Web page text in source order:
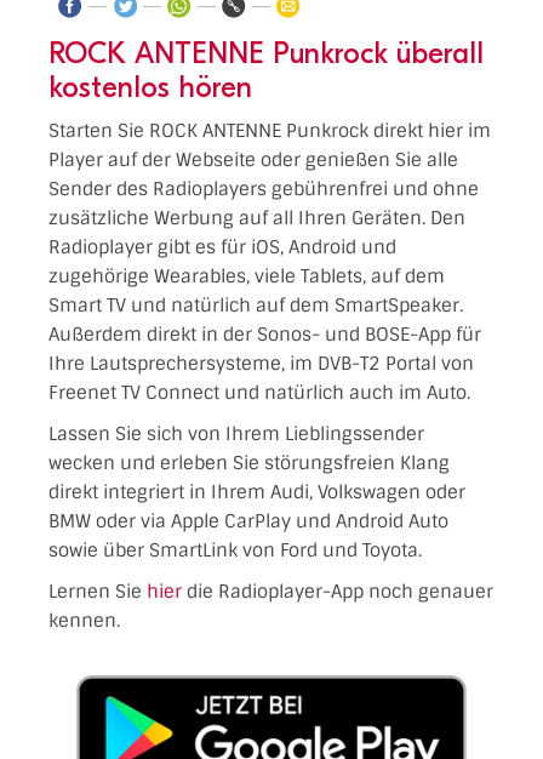
ROCK ANTENNE Punkrock überall
kostenlos hören
Starten Sie ROCK ANTENNE Punkrock direkt hier im
Player auf der Webseite oder genießen Sie alle
Sender des Radioplayers gebührenfrei und ohne
zusätzliche Werbung auf all Ihren Geräten. Den
Radioplayer gibt es für iOS, Android und
zugehörige Wearables, viele Tablets, auf dem
Smart TV und natürlich auf dem SmartSpeaker.
Außerdem direkt in der Sonos- und BOSE-App für
Ihre Lautsprechersysteme, im DVB-T2 Portal von
Freenet TV Connect und natürlich auch im Auto.
Lassen Sie sich von Ihrem Lieblingssender
wecken und erleben Sie störungsfreien Klang
direkt integriert in Ihrem Audi, Volkswagen oder
BMW oder via Apple CarPlay und Android Auto
sowie über SmartLink von Ford und Toyota.
Lernen Sie hier die Radioplayer-App noch genauer
kennen.